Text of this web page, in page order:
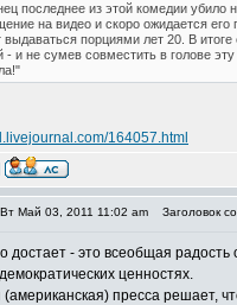
последнее из этой комедии
на видео и скоро ожидается
выдаваться порциями лет 20. В
- и не сумев совместить в голове
164057.html
Май 03, 2011 11:02 am Заголовок
достает - это всеобщая
ценностях.
пресса решает,